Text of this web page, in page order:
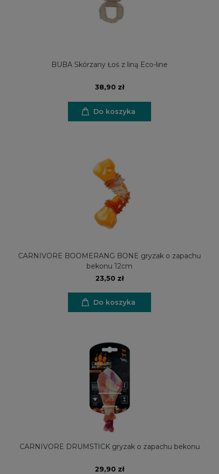
BUBA Skórzany Łoś z liną Eco-line
38,90 zł
Do koszyka
CARNIVORE BOOMERANG BONE gryzak o zapachu
bekonu 12cm
23,50 zł
Do koszyka
CARNIVORE DRUMSTICK gryzak o zapachu bekonu
29,90 zł